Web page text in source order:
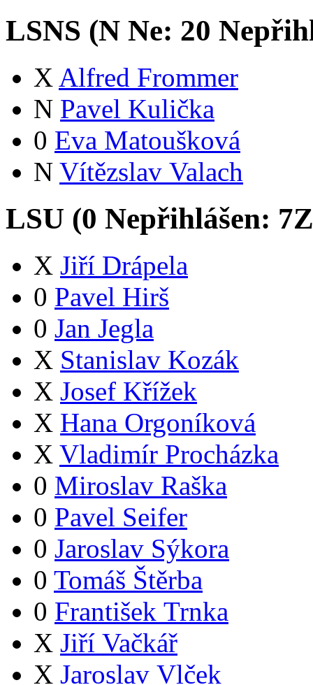
LSNS (N Ne: 20
X Alfred Frommer
N Pavel Kulička
0 Eva Matoušková
N Vítězslav Valach
LSU (0 Nepřihlášen: 7Z
X Jiří Drápela
0 Pavel Hirš
0 Jan Jegla
X Stanislav Kozák
X Josef Křížek
X Hana Orgoníková
X Vladimír Procházka
0 Miroslav Raška
0 Pavel Seifer
0 Jaroslav Sýkora
0 Tomáš Štěrba
0 František Trnka
X Jiří Vačkář
X Jaroslav Vlček